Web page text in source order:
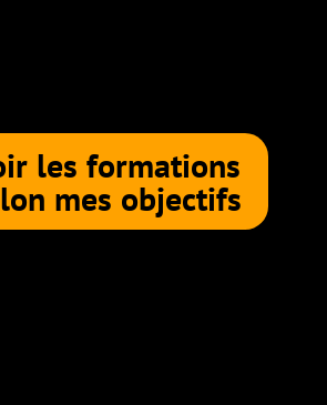
les formations
mes objectifs